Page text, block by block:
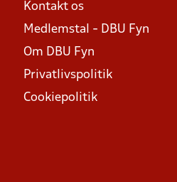
Kontakt os
Medlemstal - DBU Fyn
Om DBU Fyn
Privatlivspolitik
Cookiepolitik